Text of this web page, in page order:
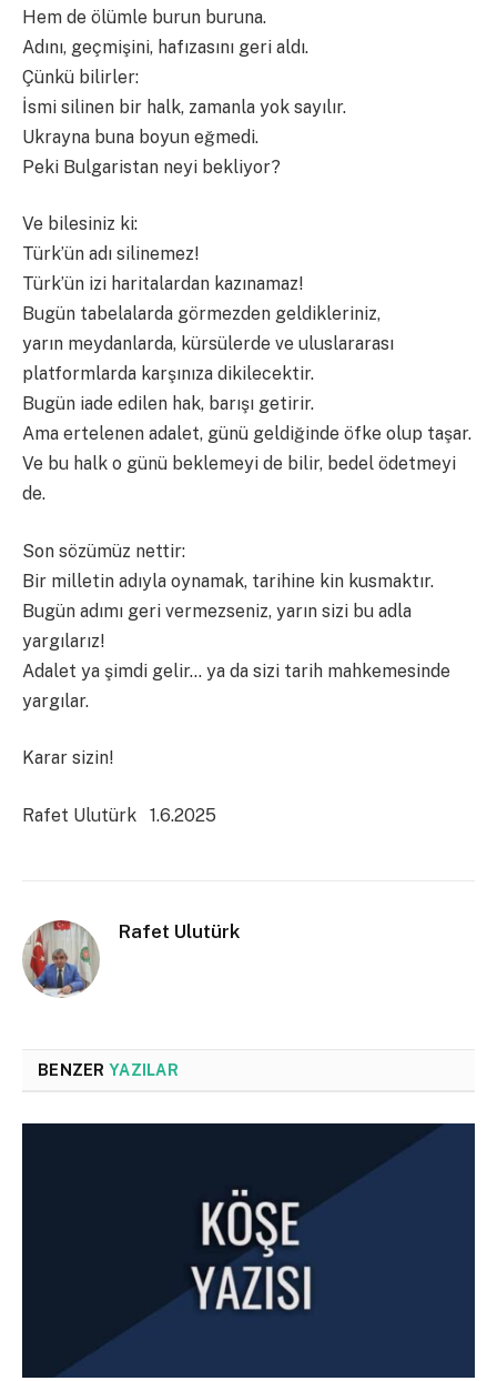
Hem de ölümle burun buruna.
Adını, geçmişini, hafızasını geri aldı.
Çünkü bilirler:
İsmi silinen bir halk, zamanla yok sayılır.
Ukrayna buna boyun eğmedi.
Peki Bulgaristan neyi bekliyor?
Ve bilesiniz ki:
Türk’ün adı silinemez!
Türk’ün izi haritalardan kazınamaz!
Bugün tabelalarda görmezden geldikleriniz,
yarın meydanlarda, kürsülerde ve uluslararası
platformlarda karşınıza dikilecektir.
Bugün iade edilen hak, barışı getirir.
Ama ertelenen adalet, günü geldiğinde öfke olup taşar.
Ve bu halk o günü beklemeyi de bilir, bedel ödetmeyi
de.
Son sözümüz nettir:
Bir milletin adıyla oynamak, tarihine kin kusmaktır.
Bugün adımı geri vermezseniz, yarın sizi bu adla
yargılarız!
Adalet ya şimdi gelir… ya da sizi tarih mahkemesinde
yargılar.
Karar sizin!
Rafet Ulutürk 1.6.2025
Rafet Ulutürk
BENZER YAZILAR